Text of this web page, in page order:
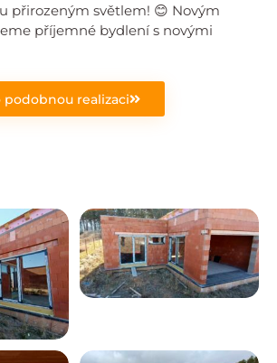
přirozeným světlem! 😊 Novým
příjemné bydlení s novými
podobnou realizaci